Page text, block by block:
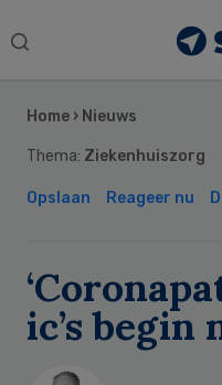
Search
Home › Nieuws
Thema: Ziekenhuiszorg
Opslaan Reageer nu
ic’s begin
Sidebar